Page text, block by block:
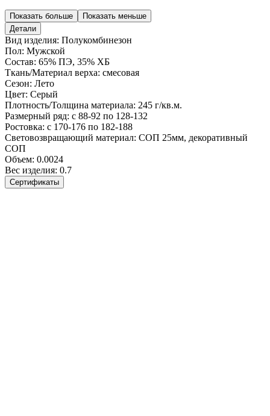
Показать больше
Показать меньше
Детали
Вид изделия: Полукомбинезон
Пол: Мужской
Состав: 65% ПЭ, 35% ХБ
Ткань/Материал верха: смесовая
Сезон: Лето
Цвет: Серый
Плотность/Толщина материала: 245 г/кв.м.
Размерный ряд: с 88-92 по 128-132
Ростовка: с 170-176 по 182-188
Световозвращающий материал: СОП 25мм, декоративный
СОП
Объем: 0.0024
Вес изделия: 0.7
Сертификаты